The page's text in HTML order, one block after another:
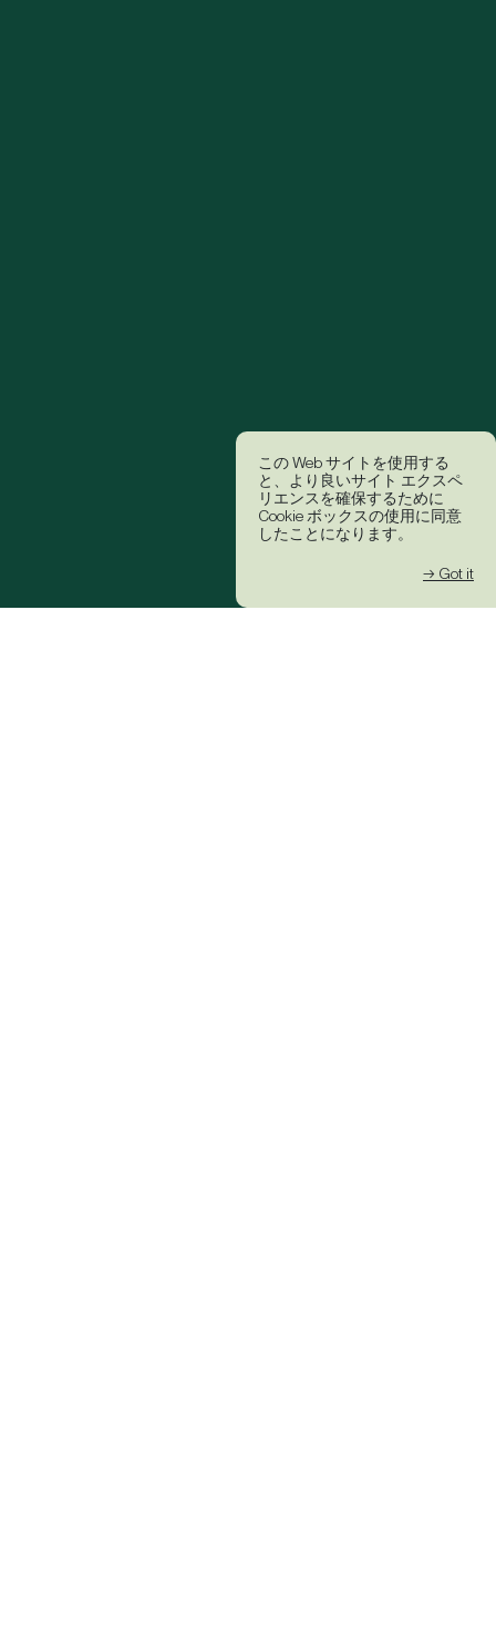
この Web サイトを使用する
と、より良いサイト エクスペ
リエンスを確保するために
Cookie ボックスの使用に同意
したことになります。
→ Got it